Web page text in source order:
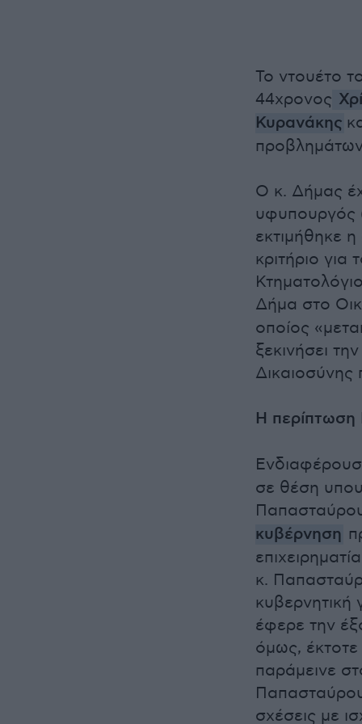
Το ντουέτο
44χρονος
Κυρανάκης
Ο κ. Δήμας
υφυπουργός
εκτιμήθηκε
κριτήριο
Δήμα στο
οποίος
ξεκινήσει
Δικαιοσύνης
Η
σε θέση
κυβέρνηση
κ.
έφερε την
όμως,
παράμεινε
Παπασταύρου
σχέσεις με